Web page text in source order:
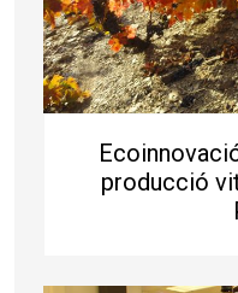
producció